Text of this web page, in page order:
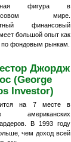
фигура в
мире.
финансовый
большой опыт как
по фондовым рынкам.
Джордж
(George
Investor)
на 7 месте в
американских
В 1993 году
чем доход всей